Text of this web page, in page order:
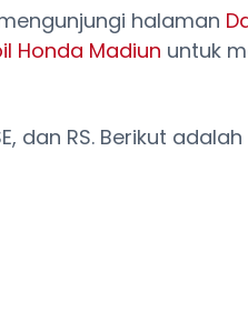
halaman
Honda Madiun untuk
dan RS. Berikut